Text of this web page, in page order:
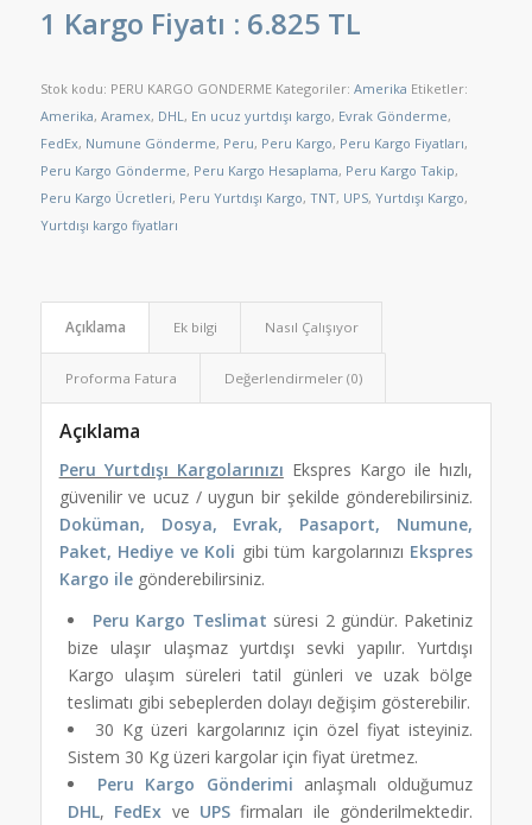
1 Kargo Fiyatı : 6.825 TL
Stok kodu: PERU KARGO GONDERME Kategoriler: Amerika Etiketler:
Amerika, Aramex, DHL , En ucuz yurtdışı kargo, Evrak Gönderme,
FedEx, Numune Gönderme, Peru, Peru Kargo, Peru Kargo Fiyatları,
Peru Kargo Gönderme, Peru Kargo Hesaplama, Peru Kargo Takip,
Peru Kargo Ücretleri, Peru Yurtdışı Kargo, TNT, UPS, Yurtdışı Kargo,
Yurtdışı kargo fiyatları
Açıklama Ek bilgi Nasıl Çalışıyor
Proforma Fatura Değerlendirmeler (0)
Açıklama
Peru Yurtdışı Kargolarınızı Ekspres Kargo ile hızlı,
güvenilir ve ucuz / uygun bir şekilde gönderebilirsiniz.
Doküman, Dosya, Evrak, Pasaport, Numune,
Paket, Hediye ve Koli gibi tüm kargolarınızı Ekspres
Kargo ilegönderebilirsiniz.
Peru Kargo Teslimat süresi 2 gündür. Paketiniz
bize ulaşır ulaşmaz yurtdışı sevki yapılır. Yurtdışı
Kargo ulaşım süreleri tatil günleri ve uzak bölge
teslimatı gibi sebeplerden dolayı değişim gösterebilir.
30 Kg üzeri kargolarınız için özel fiyat isteyiniz.
Sistem 30 Kg üzeri kargolar için fiyat üretmez.
Peru Kargo Gönderimi anlaşmalı olduğumuz
DHL, FedEx ve UPS firmaları ile gönderilmektedir.